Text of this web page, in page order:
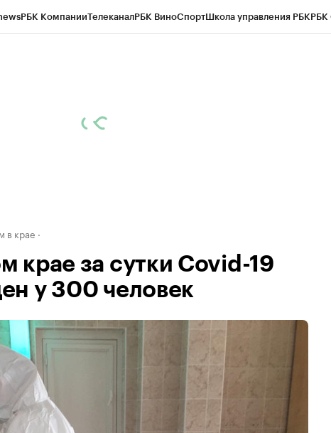
РБК КомпанииТелеканалРБК ВиноСпортШкола управления РБКРБК
в крае
крае за сутки Covid-19
у 300 человек